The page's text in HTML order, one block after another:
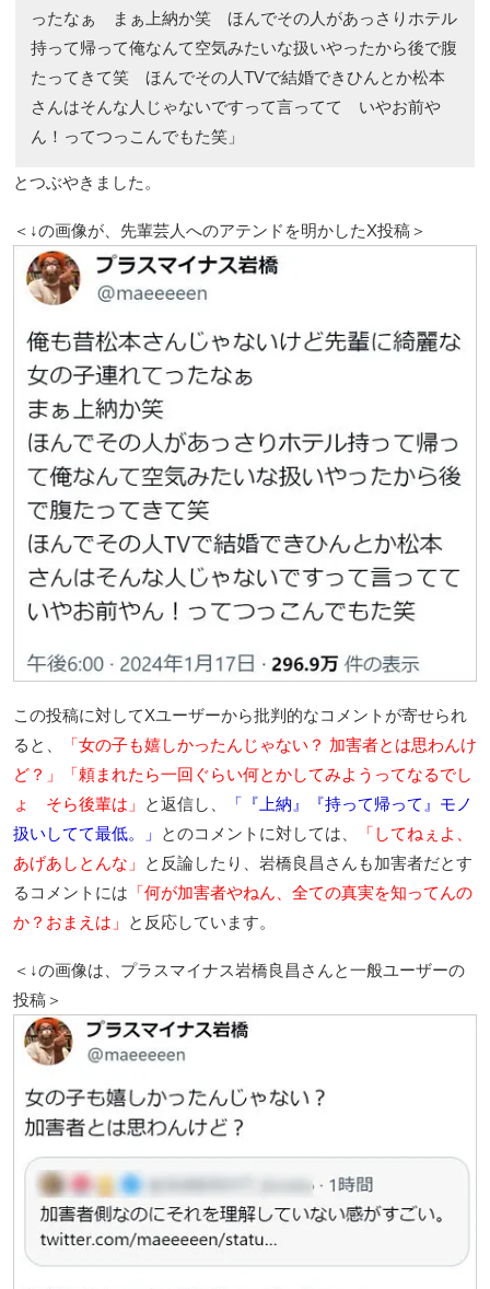
ったなぁ まぁ上納か笑 ほんでその人があっさりホテル
持って帰って俺なんて空気みたいな扱いやったから後で腹
たってきて笑 ほんでその人TVで結婚できひんとか松本
さんはそんな人じゃないですって言ってて いやお前や
ん！ってつっこんでもた笑」
とつぶやきました。
＜↓の画像が、先輩芸人へのアテンドを明かしたX投稿＞
この投稿に対してXユーザーから批判的なコメントが寄せられ
ると、
「女の子も嬉しかったんじゃない？ 加害者とは思わんけ
ど？」「頼まれたら一回ぐらい何とかしてみようってなるでし
ょ そら後輩は」
と返信し、
「『上納』『持って帰って』モノ
扱いしてて最低。」
とのコメントに対しては、
「してねぇよ、
あげあしとんな」
と反論したり、岩橋良昌さんも加害者だとす
るコメントには 「何が加害者やねん、全ての真実を知ってんの
か？おまえは」
と反応しています。
＜↓の画像は、プラスマイナス岩橋良昌さんと一般ユーザーの
投稿＞